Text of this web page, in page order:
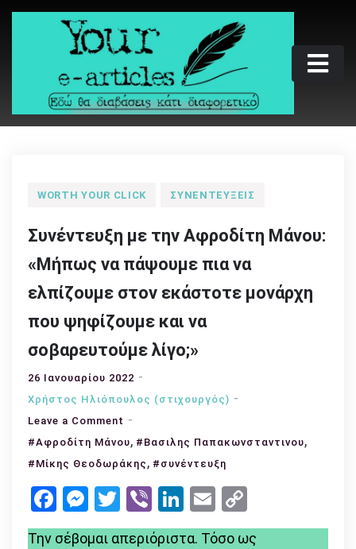
Skip
Your e-articles
Εδώ θα διαβάσεις κάτι διαφορετικό
WORTH YOUR CLICK ΣΥΝΕΝΤΕΎΞΕΙΣ
Συνέντευξη με την Αφροδίτη Μάνου:
«Μήπως να πάψουμε πια να
ελπίζουμε στον εκάστοτε μονάρχη
που ψηφίζουμε και να
σοβαρευτούμε λίγο;»
26 Ιανουαρίου 2022
Χρήστος Ηλιόπουλος (στιχουργός)
Leave a Comment on
Συνέντευξη
με
Αφροδίτη
«Μήπως
#Αφροδίτη Μάνου, #Βασιλης Παπακωνσταντινου,
#Μίκης Θεοδωράκης , #συνέντευξη
Facebook
Messenger
Twitter
ViberLinkedIn
Email
Link
Την σέβομαι απεριόριστα. Τόσο ως